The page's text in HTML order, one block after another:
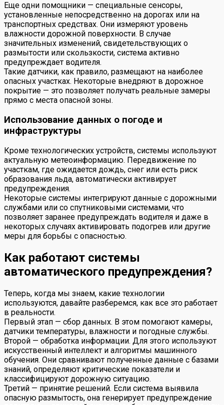
Еще одни помощники — специальные сенсоры,
установленные непосредственно на дорогах или на
транспортных средствах. Они измеряют уровень
влажности дорожной поверхности. В случае
значительных изменений, свидетельствующих о
размытости или скользкости, система активно
предупреждает водителя.
Такие датчики, как правило, размещают на наиболее
опасных участках. Некоторые внедряют в дорожное
покрытие — это позволяет получать реальные замеры
прямо с места опасной зоны.
Использование данных о погоде и
инфраструктуры
Кроме технологических устройств, системы используют
актуальную метеоинформацию. Передвижение по
участкам, где ожидается дождь, снег или есть риск
образования льда, автоматически активирует
предупреждения.
Некоторые системы интегрируют данные с дорожными
службами или со спутниковыми системами, что
позволяет заранее предупреждать водителя и даже в
некоторых случаях активировать подогрев или другие
меры для борьбы с опасностью.
Как работают системы
автоматического предупреждения?
Теперь, когда мы знаем, какие технологии
используются, давайте разберемся, как все это работает
в реальности.
Первый этап — сбор данных. В этом помогают камеры,
датчики температуры, влажности и погодные службы.
Второй — обработка информации. Для этого используют
искусственный интеллект и алгоритмы машинного
обучения. Они сравнивают полученные данные с базами
знаний, определяют критические показатели и
классифицируют дорожную ситуацию.
Третий — принятие решений. Если система выявила
опасную размытость, она генерирует предупреждение